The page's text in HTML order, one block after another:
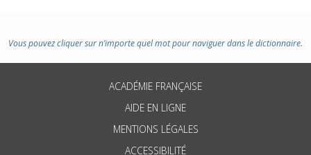
Vous pouvez cliquer sur n’importe quel mot pour naviguer dans le dictionnaire.
ACADÉMIE FRANÇAISE
AIDE EN LIGNE
MENTIONS LÉGALES
ACCESSIBILITÉ